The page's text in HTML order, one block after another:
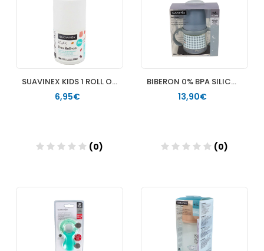
SUAVINEX KIDS 1 ROLL ON 50 ML
6,95€
(0)
BIBERON 0% BPA SILICONA SUAVINEX ENTRENA ANTIDERRAME ASAS + 6 M FIRST 150 ML
13,90€
(0)
Añadir